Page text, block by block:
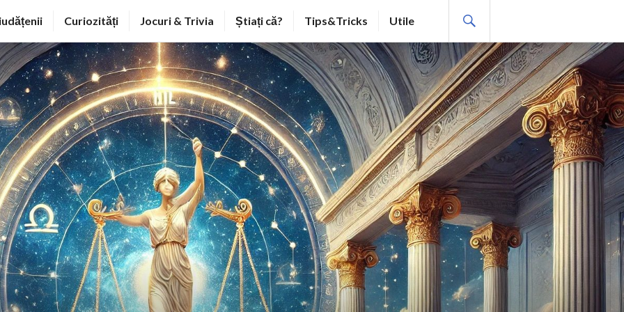
Curiozități Jocuri & Trivia Știați că? Tips&Tricks Utile